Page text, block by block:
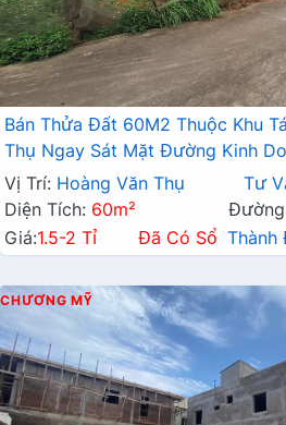
Bán Thửa Đất 60M2 Thuộc Khu
Thụ Ngay Sát Mặt Đường Kinh
Vị Trí: Hoàng Văn Thụ Tư
Diện Tích: 60m²
Đường
Giá:1.5-2 Tỉ Đã Có Sổ
CHƯƠNG MỸ